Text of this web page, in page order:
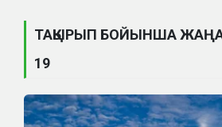
ТАҚЫРЫП БОЙЫНША
19